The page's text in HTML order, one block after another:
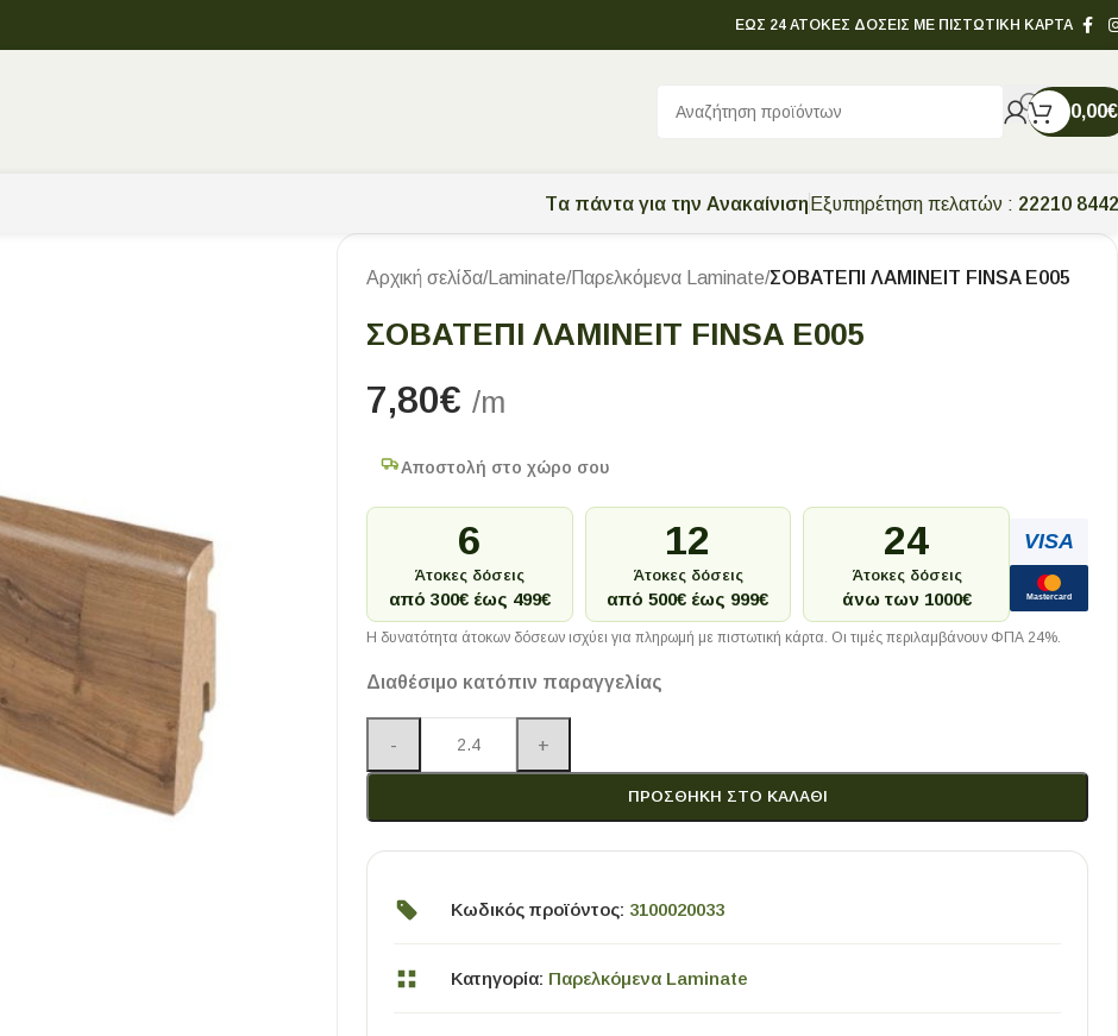
ΕΩΣ 24 ΑΤΟΚΕΣ ΔΟΣΕΙΣ ΜΕ ΠΙΣΤΩΤΙΚΗ ΚΑΡΤΑ
0,00€
Tα πάντα για την Ανακαίνιση Εξυπηρέτηση πελατών : 22210
Αρχική σελίδα/Laminate/Παρελκόμενα Laminate/ΣΟΒΑΤΕΠΙ ΛΑΜΙΝΕΙΤ FINSA E005
ΣΟΒΑΤΕΠΙ ΛΑΜΙΝΕΙΤ FINSA E005
7,80€ /m
Αποστολή στο χώρο σου
6
Άτοκες δόσεις
από 300€ έως 499€
12
Άτοκες δόσεις
από 500€ έως 999€
24
Άτοκες δόσεις
άνω των 1000€
VISA
Mastercard
Η δυνατότητα άτοκων δόσεων ισχύει για πληρωμή με πιστωτική κάρτα. Οι τιμές περιλαμβάνουν ΦΠΑ 24%.
Διαθέσιμο κατόπιν παραγγελίας
ΠΡΟΣΘΉΚΗ ΣΤΟ ΚΑΛΆΘΙ
Κωδικός προϊόντος: 3100020033
Κατηγορία: Παρελκόμενα Laminate